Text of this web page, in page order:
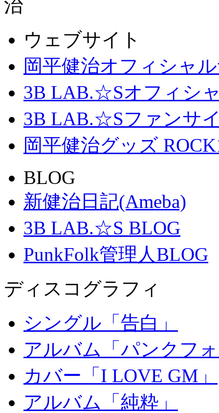
ウェブサイト
岡平健治オフィシャ
3B LAB.☆Sオフィシ
3B LAB.☆Sファンサイ
岡平健治グッズ
BLOG
新健治日記(Ameba)
3B LAB.☆S BLOG
PunkFolk管理人BLOG
ディスコグラフィ
シングル「告白」
アルバム「パンクフ
カバー「I LOVE GM」
アルバム「純粋」